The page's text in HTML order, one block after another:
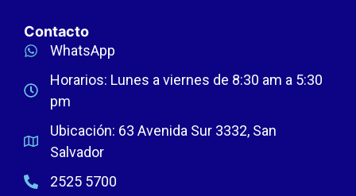
Contacto
WhatsApp
Horarios: Lunes a viernes de 8:30 am a 5:30
pm
Ubicación: 63 Avenida Sur 3332, San
Salvador
2525 5700